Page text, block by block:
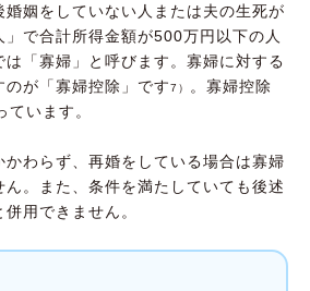
婚姻をしていない人または夫の生死が
」で合計所得金額が500万円以下の人
「寡婦」と呼びます。寡婦に対する
が「寡婦控除」です7） 。寡婦控除
います。
かわらず、再婚をしている場合は寡婦
。また、条件を満たしていても後述
用できません。